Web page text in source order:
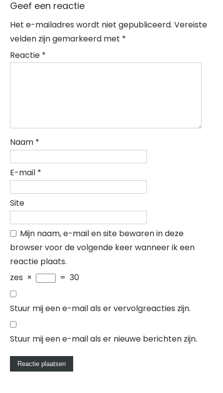
Geef een reactie
Het e-mailadres wordt niet gepubliceerd. Vereiste
velden zijn gemarkeerd met *
Reactie *
Naam *
E-mail *
Site
Mijn naam, e-mail en site bewaren in deze
browser voor de volgende keer wanneer ik een
reactie plaats.
zes × = 30
Stuur mij een e-mail als er vervolgreacties zijn.
Stuur mij een e-mail als er nieuwe berichten zijn.